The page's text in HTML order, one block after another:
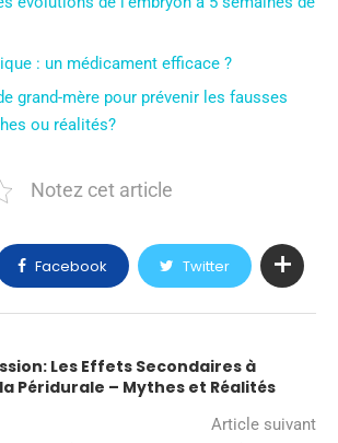
: un médicament efficace ?
grand-mère pour prévenir les fausses
ou réalités?
Notez cet article
Facebook Twitter
Les Effets Secondaires à
Péridurale – Mythes et Réalités
Article suivant